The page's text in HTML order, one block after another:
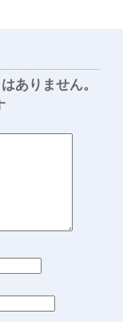
ありません。